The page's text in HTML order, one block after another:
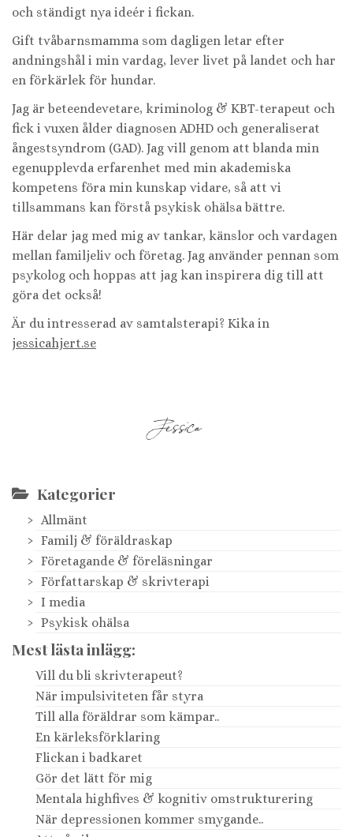
och ständigt nya ideér i fickan.
Gift tvåbarnsmamma som dagligen letar efter
andningshål i min vardag, lever livet på landet och har
en förkärlek för hundar.
Jag är beteendevetare, kriminolog & KBT-terapeut och
fick i vuxen ålder diagnosen ADHD och generaliserat
ångestsyndrom (GAD). Jag vill genom att blanda min
egenupplevda erfarenhet med min akademiska
kompetens föra min kunskap vidare, så att vi
tillsammans kan förstå psykisk ohälsa bättre.
Här delar jag med mig av tankar, känslor och vardagen
mellan familjeliv och företag. Jag använder pennan som
psykolog och hoppas att jag kan inspirera dig till att
göra det också!
Är du intresserad av samtalsterapi? Kika in
jessicahjert.se
Kategorier
Allmänt
Familj & föräldraskap
Företagande & föreläsningar
Författarskap & skrivterapi
I media
Psykisk ohälsa
Mest lästa inlägg:
Vill du bli skrivterapeut?
När impulsiviteten får styra
Till alla föräldrar som kämpar..
En kärleksförklaring
Flickan i badkaret
Gör det lätt för mig
Mentala highfives & kognitiv omstrukturering
När depressionen kommer smygande..